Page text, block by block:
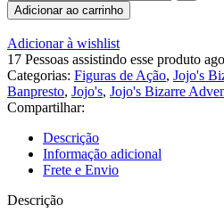
Adicionar ao carrinho
Adicionar à wishlist
17 Pessoas assistindo esse produto
Categorias: Figuras de Ação, Jojo's
Banpresto, Jojo's, Jojo's Bizarre
Compartilhar:
Descrição
Informação adicional
Frete e Envio
Descrição